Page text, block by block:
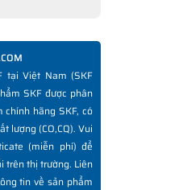
tại Việt Nam (SKF
SKF được phân
chính hãng SKF, có
lượng (CO,CQ). Vui
(miễn phí) để
trên thị trường. Liên
tin về sản phẩm